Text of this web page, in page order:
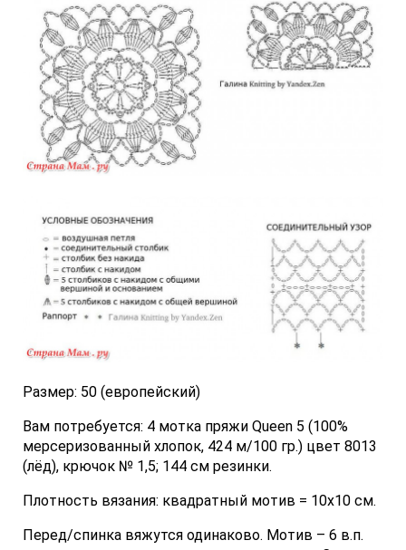
Размер: 50 (европейский)
Вам потребуется: 4 мотка пряжи Queen 5 (100%
мерсеризованный хлопок, 424 м/100 гр.) цвет 8013
(лёд), крючок № 1,5; 144 см резинки.
Плотность вязания: квадратный мотив = 10х10 см.
Перед/спинка вяжутся одинаково. Мотив – 6 в.п.